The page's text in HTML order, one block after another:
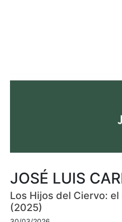
JOSÉ LUIS
Los Hijos del Ciervo:
(2025)